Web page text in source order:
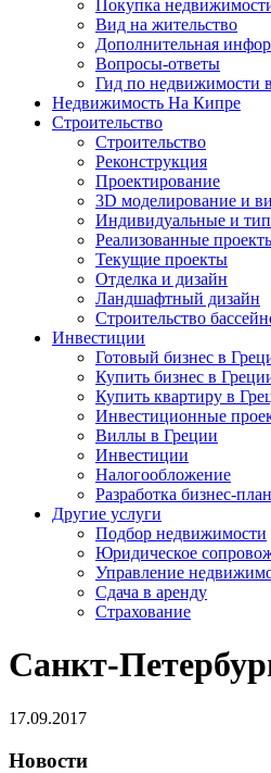
Покупка
Вид на жительство
Дополнительная
Вопросы-ответы
Гид по недвижимости
Недвижимость На Кипре
Строительство
Строительство
Реконструкция
Проектирование
3D моделирование и
Индивидуальные и
Реализованные
Текущие проекты
Отделка и дизайн
Ландшафтный дизайн
Строительство
Инвестиции
Готовый бизнес в
Купить бизнес в
Купить квартиру в
Инвестиционные
Виллы в Греции
Инвестиции
Налогообложение
Разработка бизнес-
Другие услуги
Подбор недвижимости
Юридическое
Управление
Сдача в аренду
Страхование
Санкт-
17.09.2017
Новости